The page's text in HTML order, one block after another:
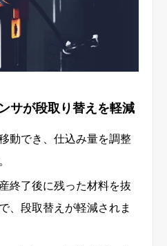
サが段取り替えを軽減
動でき、仕込み量を調整
終了後に残った材料を抜
、段取替えが軽減されま